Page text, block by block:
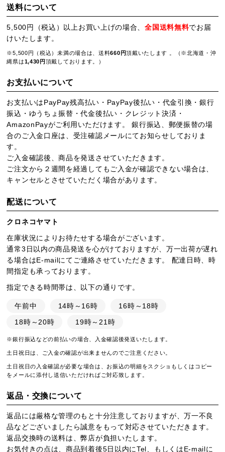
送料について
5,500円（税込）以上お買い上げの場合、全国送料無料でお届
けいたします。
※5,500円（税込）未満の場合は、送料660円頂戴いたします 。（※北海道・沖
縄県は1,430円 頂戴しております。）
お支払いについて
お支払いはPayPay残高払い・PayPay後払い・代金引換・銀行
振込・ゆうちょ振替・代金後払い・クレジット決済・
AmazonPayがご利用いただけます。 銀行振込、郵便振替の場
合のご入金口座は、受注確認メールにてお知らせしておりま
す。
ご入金確認後、商品を発送させていただきます。
ご注文から２週間を経過してもご入金が確認できない場合は、
キャンセルとさせていただく場合があります。
配送について
クロネコヤマト
在庫状況によりお待たせする場合がございます。
通常3日以内の商品発送を心がけておりますが、万一出荷が遅れ
る場合はE-mailにてご連絡させていただきます。 配達日時、時
間指定も承っております。
指定できる時間帯は、以下の通りです。
午前中 14時～16時
16時～18時
18時～20時
19時～21時
※銀行振込などの前払いの場合、入金確認後発送いたします。
土日祝日は、ご入金の確認が出来ませんのでご注意ください。
土日祝日の入金確認が必要な場合は、お振込の明細をスクショもしくはコピー
をメールに添付し送信いただければご対応致します。
返品・交換について
返品には厳格な管理のもと十分注意しておりますが、万一不良
品などございましたら誠意をもって対応させていただきます。
返品交換時の送料は、弊店が負担いたします。
お気付きの点は、商品到着後5日以内にTel、もしくはE-mailに